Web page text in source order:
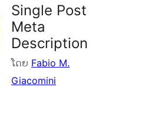
Single Post
Meta
Description
ໂດຍ Fabio M.
Giacomini